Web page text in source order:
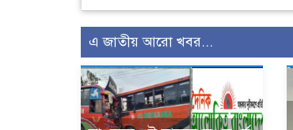
এ জাতীয় আরো খবর...